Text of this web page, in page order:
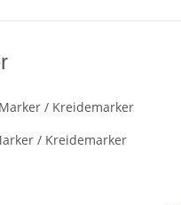
/ Kreidemarker